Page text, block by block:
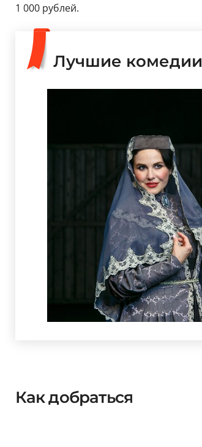
1 000 рублей.
Лучшие комедии
Как добраться